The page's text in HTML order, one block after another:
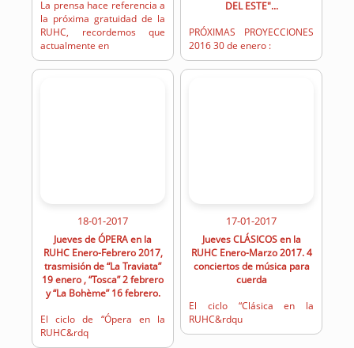
La prensa hace referencia a
la próxima gratuidad de la
RUHC, recordemos que
actualmente en
DEL ESTE"...
PRÓXIMAS PROYECCIONES
2016 30 de enero :
18-01-2017
Jueves de ÓPERA en la
RUHC Enero-Febrero 2017,
trasmisión de “La Traviata”
19 enero , “Tosca” 2 febrero
y “La Bohème” 16 febrero.
El ciclo de “Ópera en la
RUHC&rdq
17-01-2017
Jueves CLÁSICOS en la
RUHC Enero-Marzo 2017. 4
conciertos de música para
cuerda
El ciclo “Clásica en la
RUHC&rdqu